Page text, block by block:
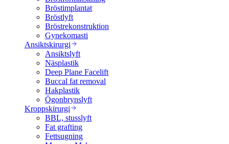
Bröstimplantat
Bröstlyft
Bröstrekonstruktion
Gynekomasti
Ansiktskirurgi
Ansiktslyft
Näsplastik
Deep Plane Facelift
Buccal fat removal
Hakplastik
Ögonbrynslyft
Kroppskirurgi
BBL, stusslyft
Fat grafting
Fettsugning